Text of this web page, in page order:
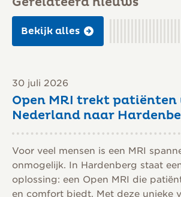
Bekijk alles
30 juli 2026
Open MRI trekt patiënten
Nederland naar
Voor veel mensen is een MRI
onmogelijk. In Hardenberg staat
oplossing: een Open MRI die
en comfort biedt. Met deze unieke